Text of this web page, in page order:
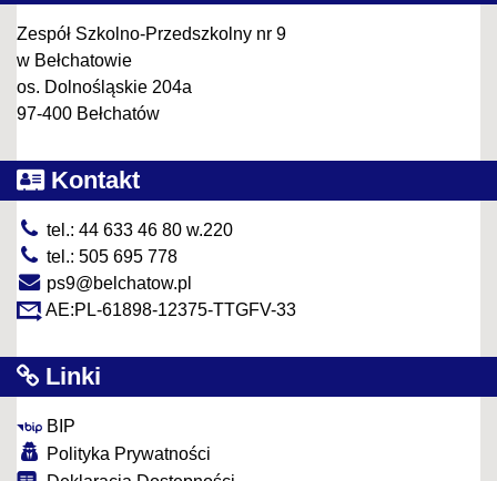
Zespół Szkolno-Przedszkolny nr 9
w Bełchatowie
os. Dolnośląskie 204a
97-400 Bełchatów
Kontakt
tel.: 44 633 46 80 w.220
tel.: 505 695 778
ps9@belchatow.pl
AE:PL-61898-12375-TTGFV-33
Linki
BIP
Polityka Prywatności